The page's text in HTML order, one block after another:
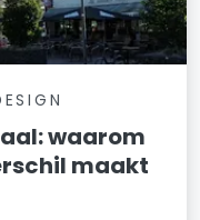
waarom
maakt